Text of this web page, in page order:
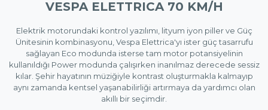
VESPA ELETTRICA 70 KM/H
Elektrik motorundaki kontrol yazılımı, lityum iyon piller ve Güç
Ünitesinin kombinasyonu, Vespa Elettrica'yı ister güç tasarrufu
sağlayan Eco modunda isterse tam motor potansiyelinin
kullanıldığı Power modunda çalışırken inanılmaz derecede sessiz
kılar. Şehir hayatının müziğiyle kontrast oluşturmakla kalmayıp
aynı zamanda kentsel yaşanabilirliği artırmaya da yardımcı olan
akıllı bir seçimdir.